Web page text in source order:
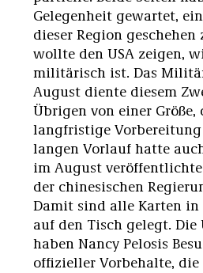
Gelegenheit gewartet,
dieser Region geschehen
wollte den USA zeigen,
militärisch ist. Das
August diente diesem
Übrigen von einer Größe,
langfristige
langen Vorlauf hatte
im August
der chinesischen
Damit sind alle Karten in
auf den Tisch gelegt. Die
haben Nancy Pelosis
offizieller Vorbehalte, die